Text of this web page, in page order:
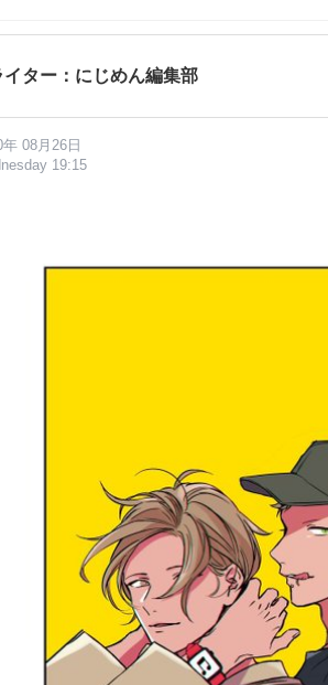
イター：にじめん編集部
08月26日
19:15